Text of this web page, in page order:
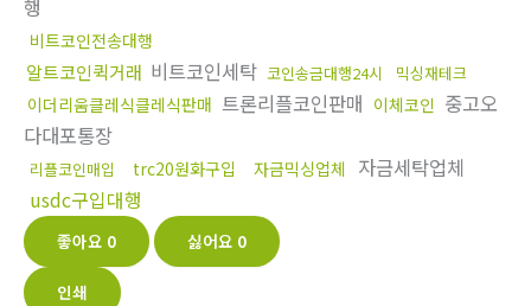
행
비트코인전송대행
알트코인퀵거래 비트코인세탁 코인송금대행24시 믹싱재테크
이더리움클레식클레식판매 트론리플코인판매 이체코인 중고오
다대포통장
리플코인매입 trc20원화구입 자금믹싱업체 자금세탁업체
usdc구입대행
좋아요 0 싫어요 0
인쇄